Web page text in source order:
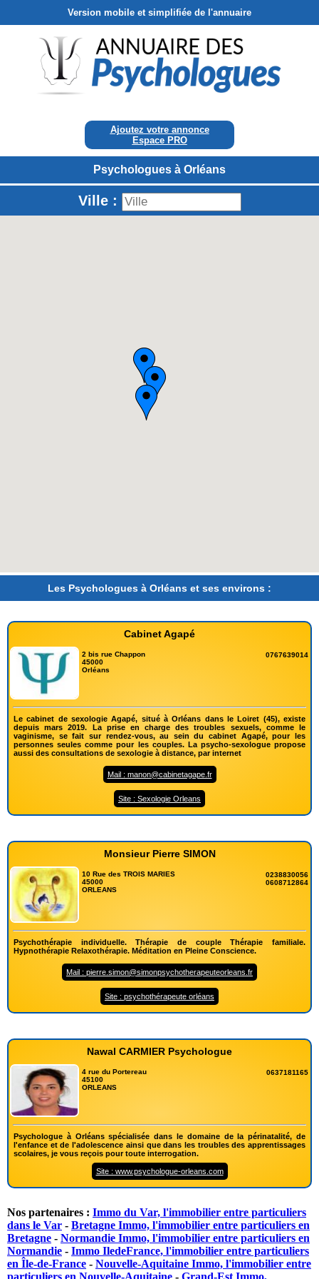
Version mobile et simplifiée de l'annuaire
Ajoutez votre annonce
Espace PRO
Psychologues à Orléans
Ville :
Les Psychologues à Orléans et ses environs :
Cabinet Agapé
2 bis rue Chappon
45000
Orléans
0767639014
Le cabinet de sexologie Agapé, situé à Orléans dans le Loiret (45), existe
depuis mars 2019. La prise en charge des troubles sexuels, comme le
vaginisme, se fait sur rendez-vous, au sein du cabinet Agapé, pour les
personnes seules comme pour les couples. La psycho-sexologue propose
aussi des consultations de sexologie à distance, par internet
Mail : manon@cabinetagape.fr
Site : Sexologie Orleans
Monsieur Pierre SIMON
10 Rue des TROIS MARIES
45000
ORLEANS
0238830056
0608712864
Psychothérapie individuelle. Thérapie de couple Thérapie familiale.
Hypnothérapie Relaxothérapie. Méditation en Pleine Conscience.
Mail : pierre.simon@simonpsychotherapeuteorleans.fr
Site : psychothérapeute orléans
Nawal CARMIER Psychologue
4 rue du Portereau
45100
ORLEANS
0637181165
Psychologue à Orléans spécialisée dans le domaine de la périnatalité, de
l'enfance et de l'adolescence ainsi que dans les troubles des apprentissages
scolaires, je vous reçois pour toute interrogation.
Site : www.psychologue-orleans.com
Nos partenaires : Immo du Var, l'immobilier entre particuliers
dans le Var - Bretagne Immo, l'immobilier entre particuliers en
Bretagne - Normandie Immo, l'immobilier entre particuliers en
Normandie - Immo IledeFrance, l'immobilier entre particuliers
en Île-de-France - Nouvelle-Aquitaine Immo, l'immobilier entre
particuliers en Nouvelle-Aquitaine - Grand-Est Immo,